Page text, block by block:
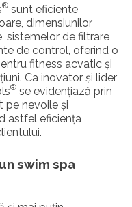
® sunt eficiente
dimensiunilor
sistemelor de filtrare
de control, oferind o
fitness acvatic și
Ca inovator și lider
® se evidențiază prin
pe nevoile și
astfel eficiența
swim spa